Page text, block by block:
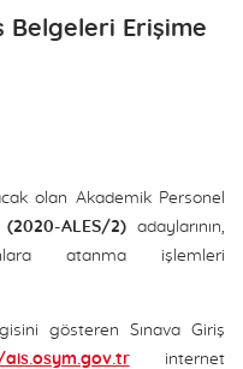
Belgeleri Erişime
olan Akademik Personel
(2020-ALES/2) adaylarının,
atanma işlemleri
gösteren Sınava Giriş
internet